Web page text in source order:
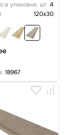
в упаковке, шт 4
120x30
18967